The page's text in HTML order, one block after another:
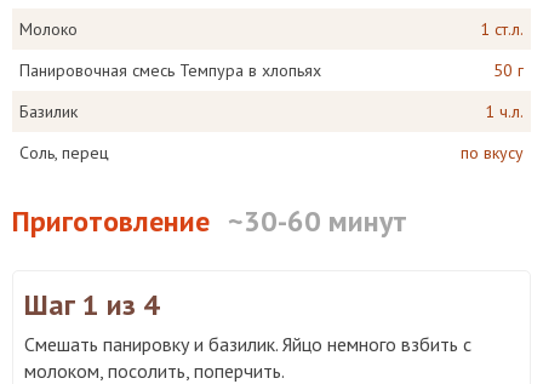
Молоко
1 ст.л.
Панировочная смесь Темпура в хлопьях
50 г
Базилик
1 ч.л.
Соль, перец
по вкусу
Приготовление ~30-60 минут
Шаг 1 из 4
Смешать панировку и базилик. Яйцо немного взбить с
молоком, посолить, поперчить.